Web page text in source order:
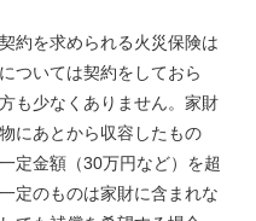
約を求められる火災保険は
ついては契約をしておら
も少なくありません。家財
にあとから収容したもの
定金額（30万円など）を超
定のものは家財に含まれな